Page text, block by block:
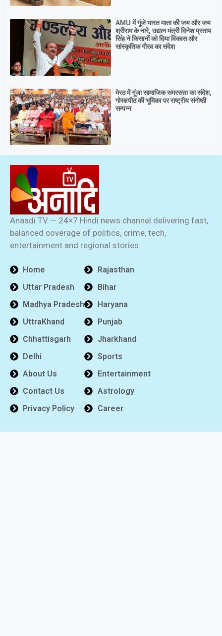
AMU में गूंजे भारत माता की जय और जय
श्रीराम के नारे, उद्यान मंत्री दिनेश प्रताप
सिंह ने किसानों को दिया विकास और
सांस्कृतिक गौरव का संदेश
मेरठ में गूंजा सामाजिक समरसता का संदेश,
गोरक्षपीठ की भूमिका पर राष्ट्रीय संगोष्ठी
सम्पन्न
Anaadi TV — 24×7 Hindi news channel delivering fast,
balanced coverage of politics, crime, tech,
entertainment and regional stories.
Home
Uttar Pradesh
Madhya Pradesh
UttraKhand
Chhattisgarh
Delhi
About Us
Contact Us
Privacy Policy
Rajasthan
Bihar
Haryana
Punjab
Jharkhand
Sports
Entertainment
Astrology
Career